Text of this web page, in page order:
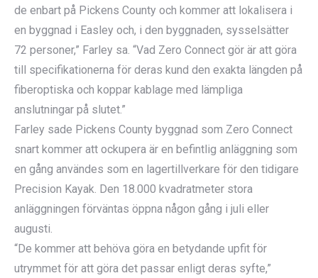
de enbart på Pickens County och kommer att lokalisera i
en byggnad i Easley och, i den byggnaden, sysselsätter
72 personer,” Farley sa. “Vad Zero Connect gör är att göra
till specifikationerna för deras kund den exakta längden på
fiberoptiska och koppar kablage med lämpliga
anslutningar på slutet.”
Farley sade Pickens County byggnad som Zero Connect
snart kommer att ockupera är en befintlig anläggning som
en gång användes som en lagertillverkare för den tidigare
Precision Kayak. Den 18.000 kvadratmeter stora
anläggningen förväntas öppna någon gång i juli eller
augusti.
“De kommer att behöva göra en betydande upfit för
utrymmet för att göra det passar enligt deras syfte,”